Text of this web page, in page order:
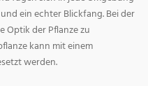
ein echter Blickfang. Bei der
Optik der Pflanze zu
kann mit einem
werden.